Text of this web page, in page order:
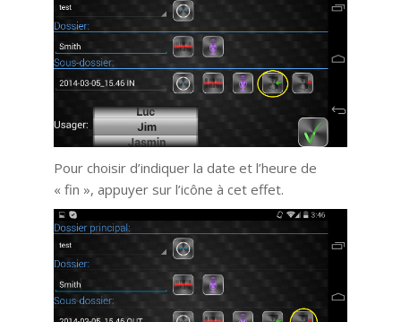
Pour choisir d’indiquer la date et l’heure de
« fin », appuyer sur l’icône à cet effet.